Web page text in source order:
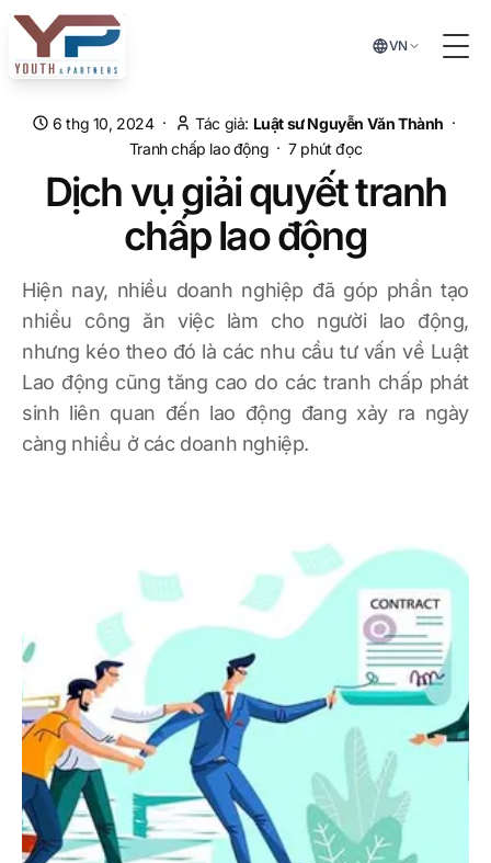
Chuyển đến nội dung chính
VN
6 thg 10, 2024· Tác giả: Luật sư Nguyễn Văn Thành ·
Tranh chấp lao động ·7 phút đọc
Dịch vụ giải quyết tranh
chấp lao động
Hiện nay, nhiều doanh nghiệp đã góp phần tạo
nhiều công ăn việc làm cho người lao động,
nhưng kéo theo đó là các nhu cầu tư vấn về Luật
Lao động cũng tăng cao do các tranh chấp phát
sinh liên quan đến lao động đang xảy ra ngày
càng nhiều ở các doanh nghiệp.